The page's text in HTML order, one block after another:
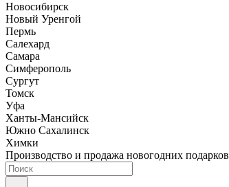
Новосибирск
Новый Уренгой
Пермь
Салехард
Самара
Симферополь
Сургут
Томск
Уфа
Ханты-Мансийск
Южно Сахалинск
Химки
Производство и продажа новогодних подарков